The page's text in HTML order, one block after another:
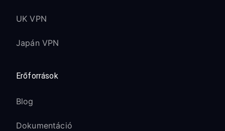
UK VPN
Japán VPN
Erőforrások
Blog
Dokumentáció